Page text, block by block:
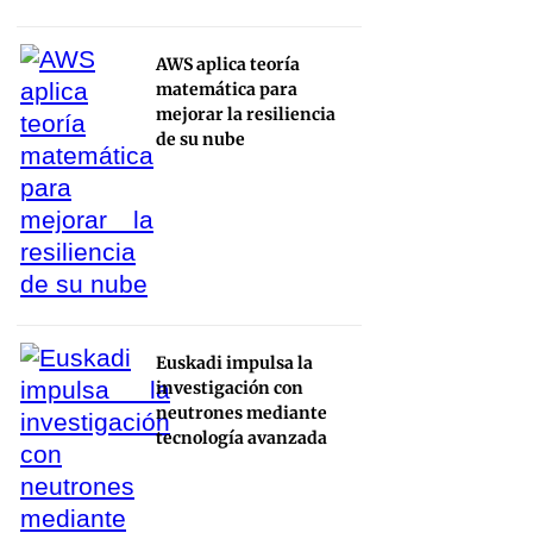
AWS aplica teoría
matemática para
mejorar la resiliencia
de su nube
Euskadi impulsa la
investigación con
neutrones mediante
tecnología avanzada